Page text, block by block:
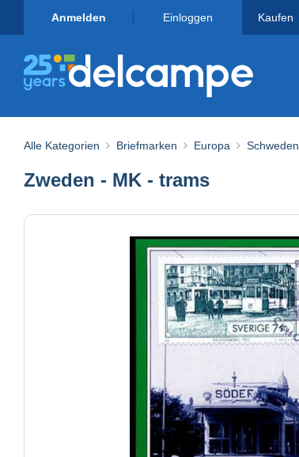
Anmelden Einloggen Kaufen
Alle Kategorien Briefmarken Europa Schweden
Zweden - MK - trams